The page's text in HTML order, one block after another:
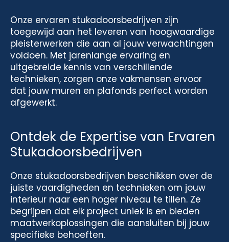
Onze ervaren stukadoorsbedrijven zijn
toegewijd aan het leveren van hoogwaardige
pleisterwerken die aan al jouw verwachtingen
voldoen. Met jarenlange ervaring en
uitgebreide kennis van verschillende
technieken, zorgen onze vakmensen ervoor
dat jouw muren en plafonds perfect worden
afgewerkt.
Ontdek de Expertise van Ervaren
Stukadoorsbedrijven
Onze stukadoorsbedrijven beschikken over de
juiste vaardigheden en technieken om jouw
interieur naar een hoger niveau te tillen. Ze
begrijpen dat elk project uniek is en bieden
maatwerkoplossingen die aansluiten bij jouw
specifieke behoeften.